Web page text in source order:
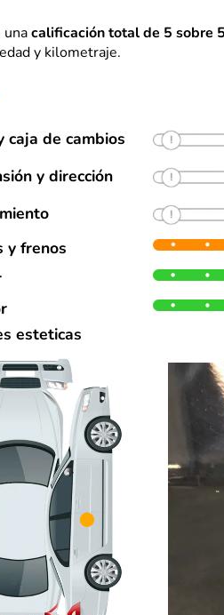
unacalificación total de 5 sobre 5
y kilometraje.
caja de cambios
y dirección
y frenos
90%
50%
estéticas (ver fotos).
esteticas